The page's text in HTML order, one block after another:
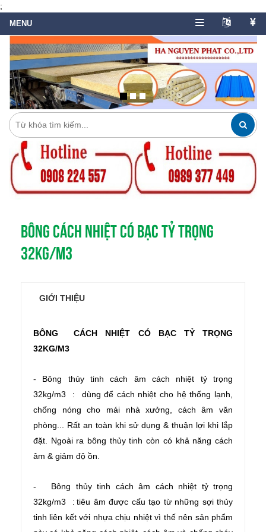
;
BÔNG CÁCH NHIỆT CÓ BẠC TỶ TRỌNG
32KG/M3
GIỚI THIỆU
BÔNG CÁCH NHIỆT CÓ BẠC TỶ TRỌNG
32KG/M3
- Bông thủy tinh cách âm cách nhiệt tỷ trọng
32kg/m3 : dùng để cách nhiệt cho hệ thống lạnh,
chống nóng cho mái nhà xưởng, cách âm văn
phòng... Rất an toàn khi sử dụng & thuận lợi khi lắp
đặt. Ngoài ra bông thủy tinh còn có khả năng cách
âm & giảm độ ồn.
-
Bông thủy tinh cách âm cách nhiệt tỷ trọng
32kg/m3
:tiêu âm được cấu tạo từ những sợi thủy
tinh liên kết với nhựa chịu nhiệt vì thế nên sản phẩm